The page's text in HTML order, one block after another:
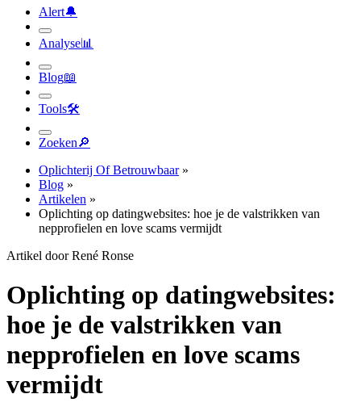
Alert🔔︎
Analyse📊︎
Blog📖︎
Tools🛠︎
Zoeken🔎︎
Oplichterij Of Betrouwbaar»
Blog »
Artikelen »
Oplichting op datingwebsites: hoe je de valstrikken van
nepprofielen en love scams vermijdt
Artikel door René Ronse
Oplichting op datingwebsites:
hoe je de valstrikken van
nepprofielen en love scams
vermijdt